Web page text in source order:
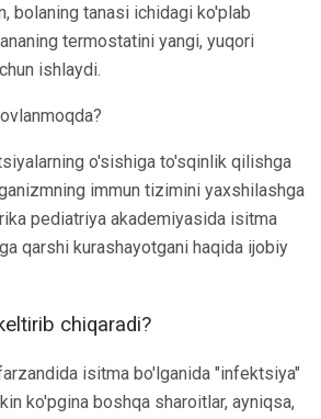
bolaning tanasi ichidagi ko'plab
termostatini yangi, yuqori
ishlaydi.
o'sishiga to'sqinlik qilishga
immun tizimini yaxshilashga
pediatriya akademiyasida isitma
qarshi kurashayotgani haqida ijobiy
chiqaradi?
isitma bo'lganida "infektsiya"
ko'pgina boshqa sharoitlar, ayniqsa,